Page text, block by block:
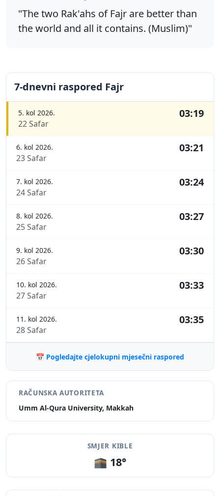
"The two Rak'ahs of Fajr are better than
the world and all it contains. (Muslim)"
7-dnevni raspored Fajr
5. kol 2026.
22 Safar
03:19
6. kol 2026.
23 Safar
03:21
7. kol 2026.
24 Safar
03:24
8. kol 2026.
25 Safar
03:27
9. kol 2026.
26 Safar
03:30
10. kol 2026.
27 Safar
03:33
11. kol 2026.
28 Safar
03:35
📅 Pogledajte cjelokupni mjesečni raspored
RAČUNSKA AUTORITETA
Umm Al-Qura University, Makkah
SMJER KIBLE
🕋 18°